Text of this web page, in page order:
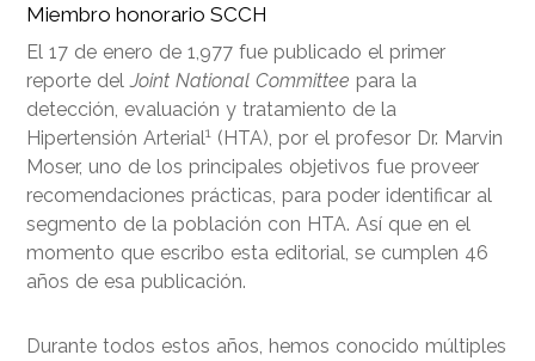
Miembro honorario SCCH
El 17 de enero de 1,977 fue publicado el primer
reporte delJoint National Committee para la
detección, evaluación y tratamiento de la
Hipertensión Arterial1 (HTA), por el profesor Dr. Marvin
Moser, uno de los principales objetivos fue proveer
recomendaciones prácticas, para poder identificar al
segmento de la población con HTA. Así que en el
momento que escribo esta editorial, se cumplen 46
años de esa publicación.
Durante todos estos años, hemos conocido múltiples